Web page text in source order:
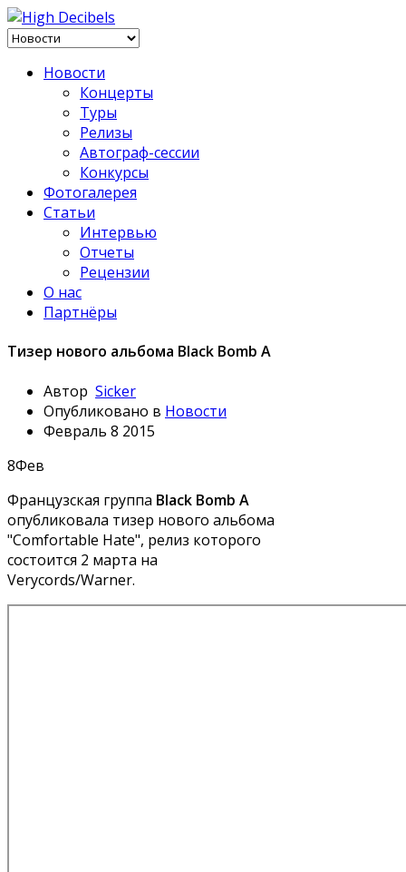
Новости
Концерты
Туры
Релизы
Автограф-сессии
Конкурсы
Фотогалерея
Статьи
Интервью
Отчеты
Рецензии
О нас
Партнёры
Тизер нового альбома Black Bomb A
Автор Sicker
Опубликовано в Новости
Февраль 8 2015
8Фев
Французская группа Black Bomb A
опубликовала тизер нового альбома
"Comfortable Hate", релиз которого
состоится 2 марта на
Verycords/Warner.